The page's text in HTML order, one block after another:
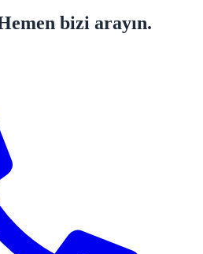
bizi arayın.